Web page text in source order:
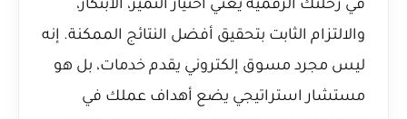
في رحلتك الرقمية يعني اختيار التميز، الابتكار،
والالتزام الثابت بتحقيق أفضل النتائج الممكنة. إنه
ليس مجرد مسوق إلكتروني يقدم خدمات، بل هو
مستشار استراتيجي يضع أهداف عملك في